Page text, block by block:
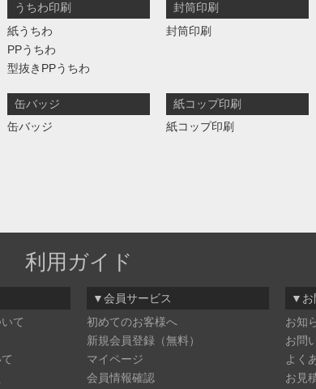
うちわ印刷
紙うちわ
PPうちわ
型抜きPPうちわ
封筒印刷
封筒印刷
缶バッジ
缶バッジ
紙コップ印刷
紙コップ印刷
利用ガイド
て
▼会員サービス
初めてのお客様へ
新規会員登録（無料）
マイページ
会員情報確認
▼お
お知
お問
よく
お見